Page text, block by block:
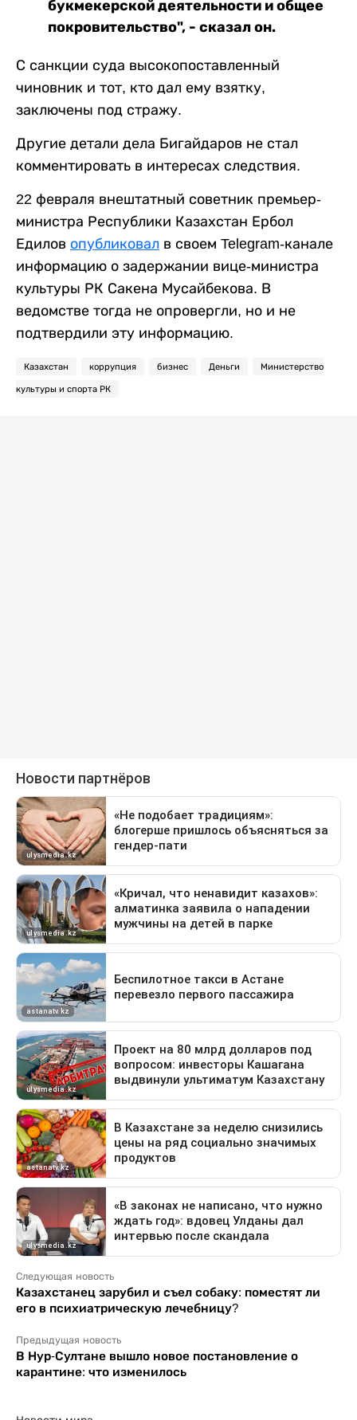
букмекерской деятельности и общее
покровительство", - сказал он.
С санкции суда высокопоставленный
чиновник и тот, кто дал ему взятку,
заключены под стражу.
Другие детали дела Бигайдаров не стал
комментировать в интересах следствия.
22 февраля внештатный советник премьер-
министра Республики Казахстан Ербол
Едилов опубликовал в своем Telegram-канале
информацию о задержании вице-министра
культуры РК Сакена Мусайбекова. В
ведомстве тогда не опровергли, но и не
подтвердили эту информацию.
Казахстан коррупция бизнес Деньги Министерство
культуры и спорта РК
Следующая новость
Казахстанец зарубил и съел собаку: поместят ли
его в психиатрическую лечебницу?
Предыдущая новость
В Нур-Султане вышло новое постановление о
карантине: что изменилось